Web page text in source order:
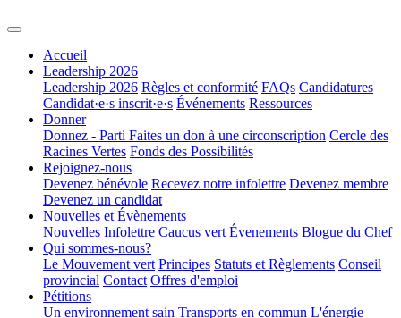
Accueil
Leadership 2026
Leadership 2026 Règles et conformité FAQs Candidatures
Candidat·e·s inscrit·e·s Événements Ressources
Donner
Donnez - Parti Faites un don à une circonscription Cercle des
Racines Vertes Fonds des Possibilités
Rejoignez-nous
Devenez bénévole Recevez notre infolettre Devenez membre
Devenez un candidat
Nouvelles et Évènements
Nouvelles Infolettre Caucus vert Évenements Blogue du Chef
Qui sommes-nous?
Le Mouvement vert Principes Statuts et Règlements Conseil
provincial Contact Offres d'emploi
Pétitions
Un environnement sain Transports en commun L'énergie